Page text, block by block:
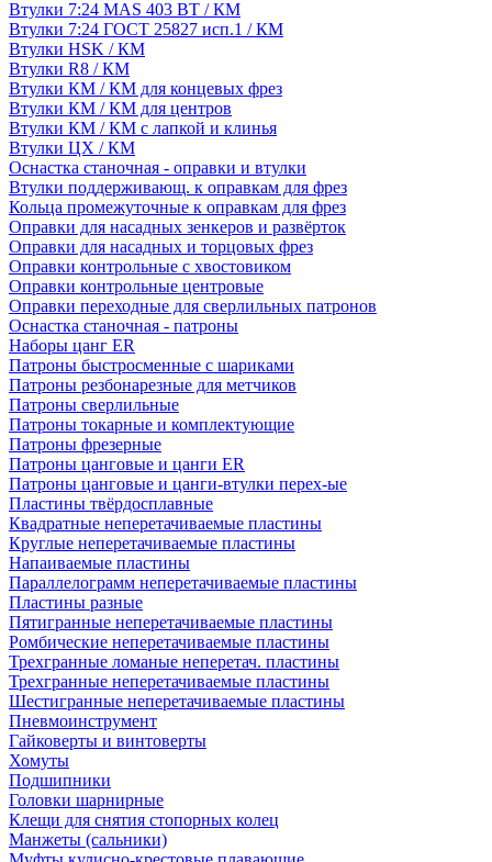
Втулки 7:24 MAS 403 BT / КМ
Втулки 7:24 ГОСТ 25827 исп.1 / КМ
Втулки HSK / КМ
Втулки R8 / КМ
Втулки КМ / КМ для концевых фрез
Втулки КМ / КМ для центров
Втулки КМ / КМ с лапкой и клинья
Втулки ЦХ / КМ
Оснастка станочная - оправки и втулки
Втулки поддерживающ. к оправкам для фрез
Кольца промежуточные к оправкам для фрез
Оправки для насадных зенкеров и развёрток
Оправки для насадных и торцовых фрез
Оправки контрольные с хвостовиком
Оправки контрольные центровые
Оправки переходные для сверлильных патронов
Оснастка станочная - патроны
Наборы цанг ER
Патроны быстросменные с шариками
Патроны резбонарезные для метчиков
Патроны сверлильные
Патроны токарные и комплектующие
Патроны фрезерные
Патроны цанговые и цанги ER
Патроны цанговые и цанги-втулки перех-ые
Пластины твёрдосплавные
Квадратные неперетачиваемые пластины
Круглые неперетачиваемые пластины
Напаиваемые пластины
Параллелограмм неперетачиваемые пластины
Пластины разные
Пятигранные неперетачиваемые пластины
Ромбические неперетачиваемые пластины
Трехгранные ломаные неперетач. пластины
Трехгранные неперетачиваемые пластины
Шестигранные неперетачиваемые пластины
Пневмоинструмент
Гайковерты и винтоверты
Хомуты
Подшипники
Головки шарнирные
Клещи для снятия стопорных колец
Манжеты (сальники)